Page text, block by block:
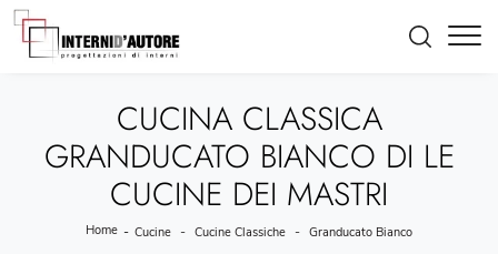
CUCINA CLASSICA
GRANDUCATO BIANCO DI LE
CUCINE DEI MASTRI
Home - Cucine - Cucine Classiche - Granducato Bianco